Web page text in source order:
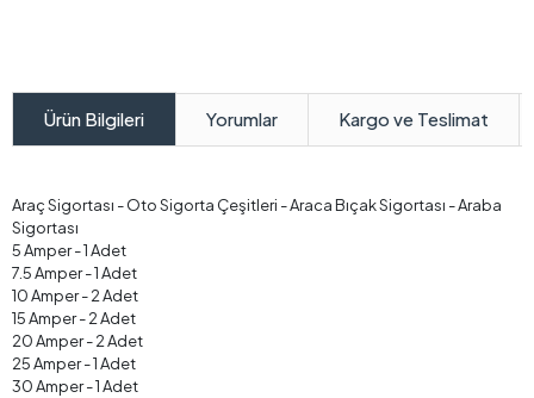
Ürün Bilgileri Yorumlar Kargo ve Teslimat
Araç Sigortası - Oto Sigorta Çeşitleri - Araca Bıçak Sigortası - Araba
Sigortası
5 Amper - 1 Adet
7.5 Amper - 1 Adet
​​​​​​​10 Amper - 2 Adet
​​​​​​​15 Amper - 2 Adet
20 Amper - 2 Adet
​​​​​​​25 Amper - 1 Adet
​​​​​​​30 Amper - 1 Adet